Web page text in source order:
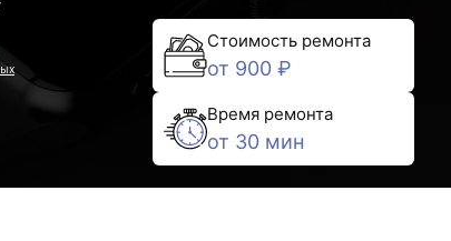
Стоимость ремонта
от 900 ₽
Время ремонта
от 30 мин